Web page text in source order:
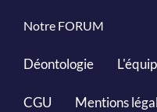
Notre FORUM
Déontologie
CGU Mentions